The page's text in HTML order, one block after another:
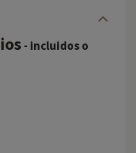
- incluidos o